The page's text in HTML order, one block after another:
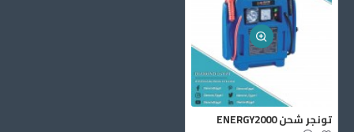
تونجر شحن ENERGY2000